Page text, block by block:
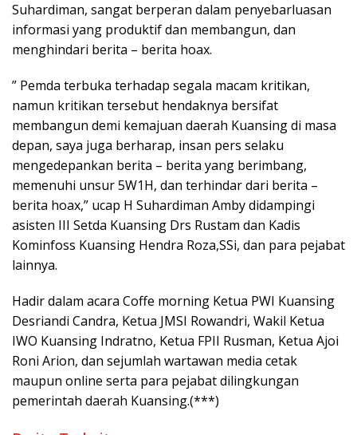
Suhardiman, sangat berperan dalam penyebarluasan
informasi yang produktif dan membangun, dan
menghindari berita – berita hoax.
” Pemda terbuka terhadap segala macam kritikan,
namun kritikan tersebut hendaknya bersifat
membangun demi kemajuan daerah Kuansing di masa
depan, saya juga berharap, insan pers selaku
mengedepankan berita – berita yang berimbang,
memenuhi unsur 5W1H, dan terhindar dari berita –
berita hoax,” ucap H Suhardiman Amby didampingi
asisten III Setda Kuansing Drs Rustam dan Kadis
Kominfoss Kuansing Hendra Roza,SSi, dan para pejabat
lainnya.
Hadir dalam acara Coffe morning Ketua PWI Kuansing
Desriandi Candra, Ketua JMSI Rowandri, Wakil Ketua
IWO Kuansing Indratno, Ketua FPII Rusman, Ketua Ajoi
Roni Arion, dan sejumlah wartawan media cetak
maupun online serta para pejabat dilingkungan
pemerintah daerah Kuansing.(***)